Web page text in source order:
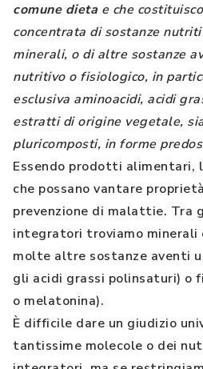
comune dieta e che
concentrata di sostanze
minerali, o di altre sostanze
nutritivo o fisiologico, in
esclusiva aminoacidi, acidi
estratti di origine vegetale,
pluricomposti, in forme
Essendo prodotti alimentari,
che possano vantare
prevenzione di malattie. Tra
integratori troviamo minerali
molte altre sostanze aventi
gli acidi grassi polinsaturi) o
o melatonina).
È difficile dare un giudizio
tantissime molecole o dei